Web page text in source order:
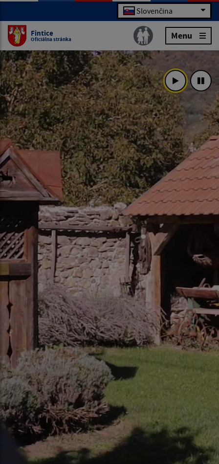
Slovenčina
Fintice
Oficiálna stránka Menu